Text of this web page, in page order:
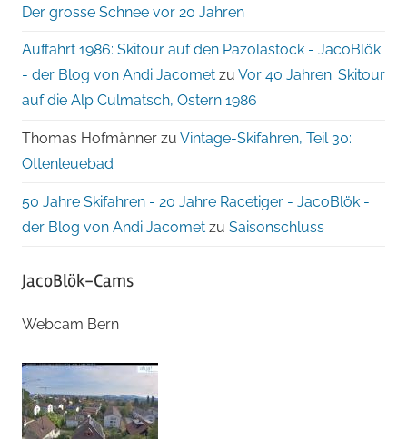
Der grosse Schnee vor 20 Jahren
Auffahrt 1986: Skitour auf den Pazolastock - JacoBlök
- der Blog von Andi Jacomet zu Vor 40 Jahren: Skitour
auf die Alp Culmatsch, Ostern 1986
Thomas Hofmänner zu Vintage-Skifahren, Teil 30:
Ottenleuebad
50 Jahre Skifahren - 20 Jahre Racetiger - JacoBlök -
der Blog von Andi Jacomet zu Saisonschluss
JacoBlök-Cams
Webcam Bern